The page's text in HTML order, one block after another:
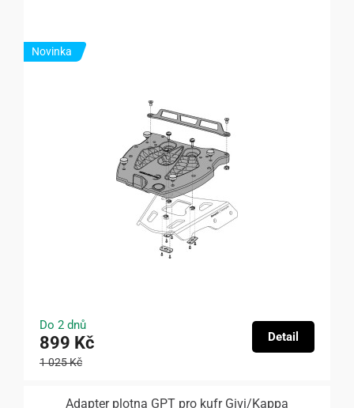
Novinka
Do 2 dnů
899 Kč
1 025 Kč
Detail
Adapter plotna GPT pro kufr Givi/Kappa